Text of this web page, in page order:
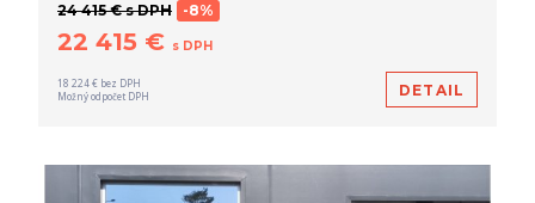
24 415 € s DPH -8%
22 415 € s DPH
18 224 € bez DPH
Možný odpočet DPH
DETAIL